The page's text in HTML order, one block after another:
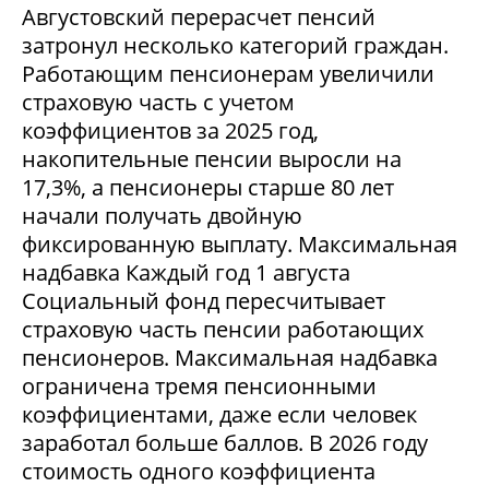
Августовский перерасчет пенсий
затронул несколько категорий граждан.
Работающим пенсионерам увеличили
страховую часть с учетом
коэффициентов за 2025 год,
накопительные пенсии выросли на
17,3%, а пенсионеры старше 80 лет
начали получать двойную
фиксированную выплату. Максимальная
надбавка Каждый год 1 августа
Социальный фонд пересчитывает
страховую часть пенсии работающих
пенсионеров. Максимальная надбавка
ограничена тремя пенсионными
коэффициентами, даже если человек
заработал больше баллов. В 2026 году
стоимость одного коэффициента